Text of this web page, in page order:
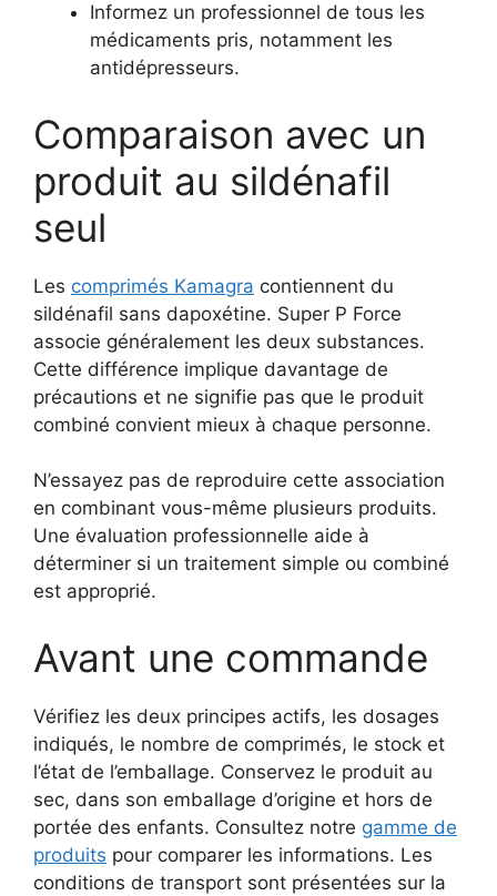
Informez un professionnel de tous les
médicaments pris, notamment les
antidépresseurs.
Comparaison avec un
produit au sildénafil
seul
Les comprimés Kamagra contiennent du
sildénafil sans dapoxétine. Super P Force
associe généralement les deux substances.
Cette différence implique davantage de
précautions et ne signifie pas que le produit
combiné convient mieux à chaque personne.
N’essayez pas de reproduire cette association
en combinant vous-même plusieurs produits.
Une évaluation professionnelle aide à
déterminer si un traitement simple ou combiné
est approprié.
Avant une commande
Vérifiez les deux principes actifs, les dosages
indiqués, le nombre de comprimés, le stock et
l’état de l’emballage. Conservez le produit au
sec, dans son emballage d’origine et hors de
portée des enfants. Consultez notre gamme de
produits pour comparer les informations. Les
conditions de transport sont présentées sur la